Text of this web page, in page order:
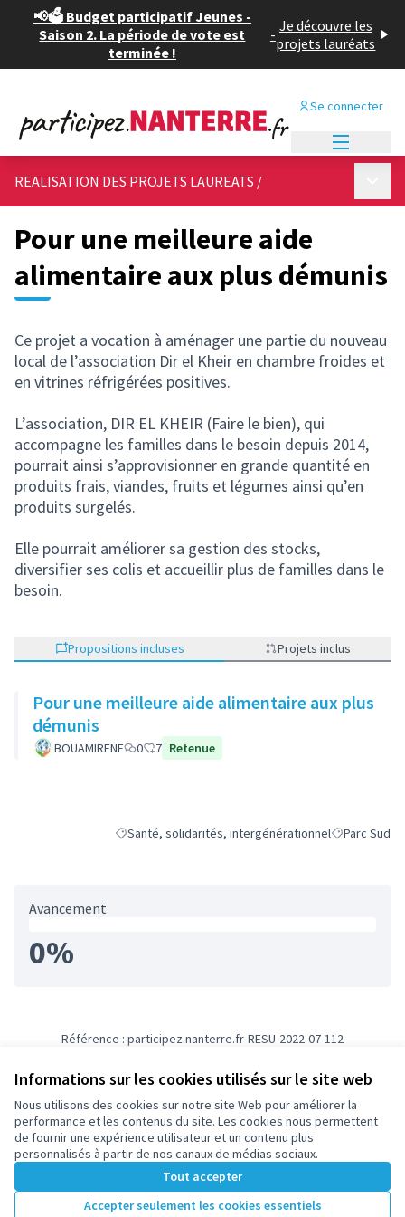
Informations sur les cookies utilisés sur le site web
Nous utilisons des cookies sur notre site Web pour améliorer la
performance et les contenus du site. Les cookies nous permettent
de fournir une expérience utilisateur et un contenu plus
personnalisés à partir de nos canaux de médias sociaux.
Tout accepter
Accepter seulement les cookies essentiels
📢🗳️ Budget participatif Jeunes -
Saison 2. La période de vote est
terminée !
- Je découvre les
projets lauréats
Se connecter
REALISATION DES PROJETS LAUREATS /
Pour une meilleure aide
alimentaire aux plus démunis
Ce projet a vocation à aménager une partie du nouveau
local de l’association Dir el Kheir en chambre froides et
en vitrines réfrigérées positives.
L’association, DIR EL KHEIR (Faire le bien), qui
accompagne les familles dans le besoin depuis 2014,
pourrait ainsi s’approvisionner en grande quantité en
produits frais, viandes, fruits et légumes ainsi qu’en
produits surgelés.
Elle pourrait améliorer sa gestion des stocks,
diversifier ses colis et accueillir plus de familles dans le
besoin.
Propositions incluses Projets inclus
Pour une meilleure aide alimentaire aux plus
démunis
BOUAMIRENE 0 7 Retenue
Filtrer les résultats de la catégorie : Santé,
Santé, solidarités, intergénérationnelFiltrer les
Parc Sud
Avancement
0%
Référence : participez.nanterre.fr-RESU-2022-07-112
Conditions d'utilisation
Paramètres des cookies
participez.nanterre.fr sur X
(Lien externe)
participez.nanterre.fr sur Facebook
participez.nanterre.fr sur Instagram
participez.nanterre.fr sur YouTube
(Lien externe)
participez.nanterre.fr sur GitHub
(Lien externe)